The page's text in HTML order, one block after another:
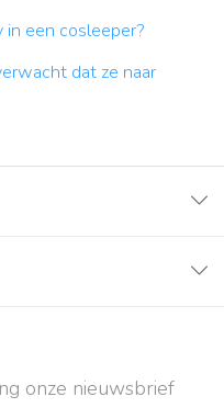
in een cosleeper?
dat ze naar
onze nieuwsbrief